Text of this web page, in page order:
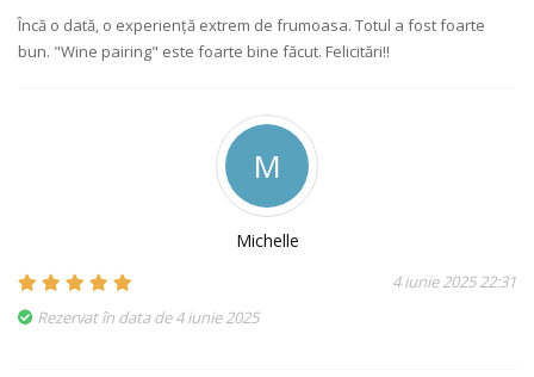
Încă o dată, o experiență extrem de frumoasa. Totul a fost foarte
bun. "Wine pairing" este foarte bine făcut. Felicitări!!
M
Michelle
4 iunie 2025 22:31
Rezervat în data de 4 iunie 2025